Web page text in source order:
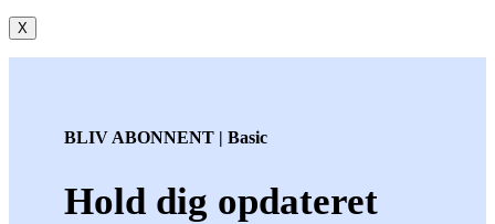
X
BLIV ABONNENT | Basic
Hold dig opdateret